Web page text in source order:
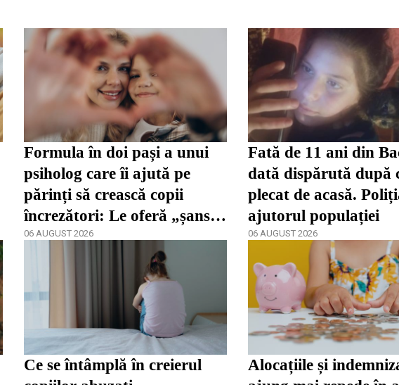
Formula în doi pași a unui
psiholog care îi ajută pe
părinți să crească copii
încrezători: Le oferă „șansa
de a se dezvolta”
06 AUGUST 2026
Fată de 11 ani din
dată dispărută după
plecat de acasă.
ajutorul populației
06 AUGUST 2026
Ce se întâmplă în creierul
Alocațiile și